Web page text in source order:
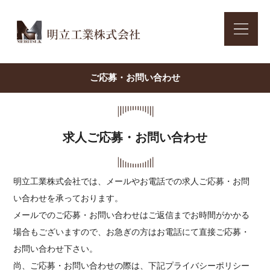
ご応募・お問い合わせ
求人ご応募・お問い合わせ
明立工業株式会社では、メールやお電話での求人ご応募・お問
い合わせを承っております。
メールでのご応募・お問い合わせはご返信までお時間がかかる
場合もございますので、お急ぎの方はお電話にて直接ご応募・
お問い合わせ下さい。
尚、ご応募・お問い合わせの際は、下記プライバシーポリシー